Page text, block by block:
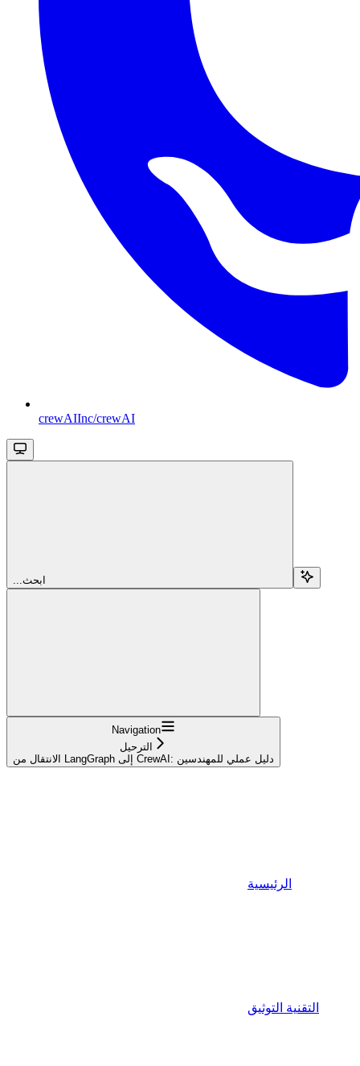
crewAIInc/crewAI
...ابحث
Navigation
الترحيل
الانتقال من LangGraph إلى CrewAI: دليل عملي للمهندسين
الرئيسية
التقنية التوثيق